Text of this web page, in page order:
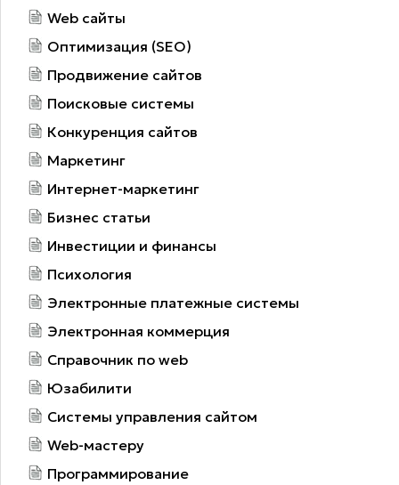
Web сайты
Оптимизация (SEO)
Продвижение сайтов
Поисковые системы
Конкуренция сайтов
Маркетинг
Интернет-маркетинг
Бизнес статьи
Инвестиции и финансы
Психология
Электронные платежные системы
Электронная коммерция
Справочник по web
Юзабилити
Системы управления сайтом
Web-мастеру
Программирование